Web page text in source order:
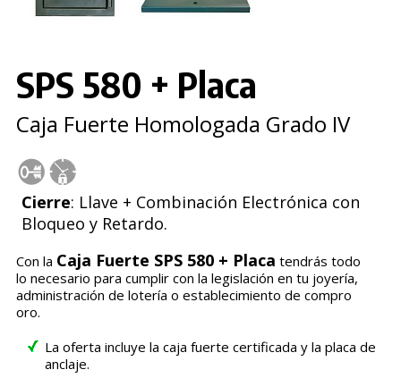
SPS 580 + Placa
Caja Fuerte Homologada Grado IV
Cierre: Llave + Combinación Electrónica con
Bloqueo y Retardo.
Con la Caja Fuerte SPS 580 + Placa tendrás todo
lo necesario para cumplir con la legislación en tu joyería,
administración de lotería o establecimiento de compro
oro.
La oferta incluye la caja fuerte certificada y la placa de
anclaje.